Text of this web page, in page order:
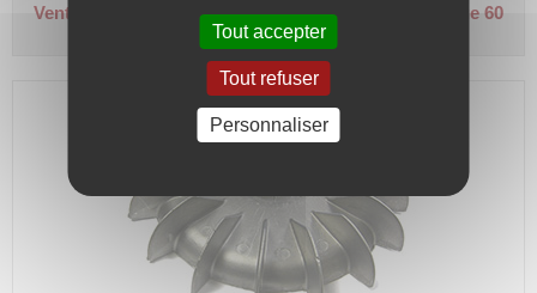
Ventilateur aluminium + rainure - VF 225/60
Ø alésage 60
mm - Ø extérieur 411 mm
Tout accepter
Tout refuser
Personnaliser